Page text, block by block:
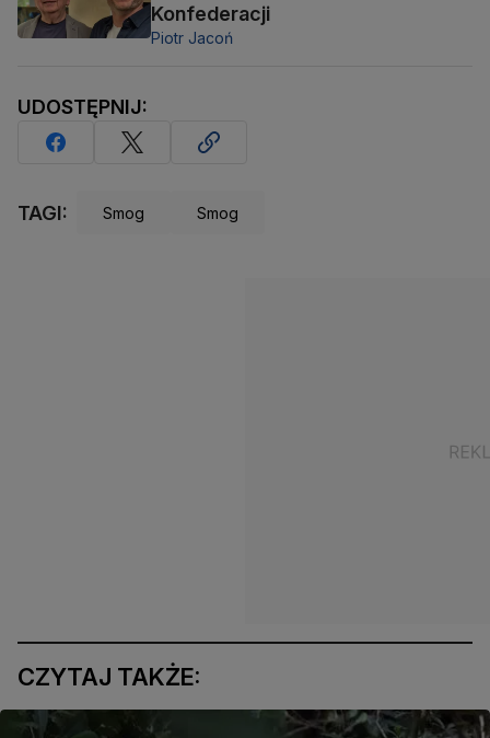
Konfederacji
Piotr Jacoń
UDOSTĘPNIJ:
TAGI: Smog Smog
CZYTAJ TAKŻE: